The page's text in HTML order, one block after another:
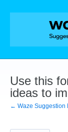
Skip
Use this
ideas to
← Waze Suggestion